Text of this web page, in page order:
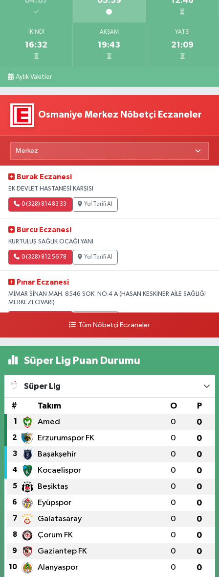
İKINDI
16:32
AKŞAM
19:43
YATSI
21:09
Aylık Vakitler
Osmaniye Merkez Nöbetçi Eczaneler
Burak Eczanesi
EK DEVLET HASTANESİ KARŞISI
0 (328) 814 83 33 Yol Tarifi Al
Burcu Eczanesi
KURTULUŞ SAĞLIK OCAĞI YANI
0 (328) 812 56 78 Yol Tarifi Al
Pınar Eczanesi
MİMAR SİNAN MAH. 8546 SOK. NO:4 A (HASAN KESKİNER AİLE SAĞLIĞI
MERKEZİ CİVARI)
Tüm Nöbetçi Eczaneler
Süper Lig Puan Durumu
Süper Lig
# Takım O P
1 Amed 0 0
2 Erzurumspor FK 0 0
3 Başakşehir 0 0
4 Kocaelispor 0 0
5 Beşiktaş 0 0
6 Eyüpspor 0 0
7 Galatasaray 0 0
8 Çorum FK 0 0
9 Gaziantep FK 0 0
10 Alanyaspor 0 0